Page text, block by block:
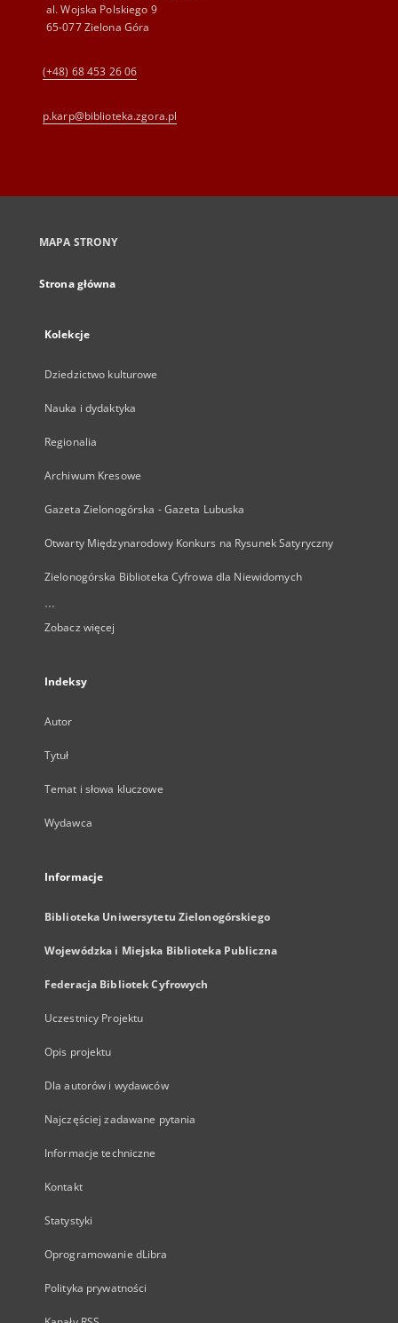
al. Wojska Polskiego 9
65-077 Zielona Góra
(+48) 68 453 26 06
p.karp@biblioteka.zgora.pl
MAPA STRONY
Strona główna
Kolekcje
Dziedzictwo kulturowe
Nauka i dydaktyka
Regionalia
Archiwum Kresowe
Gazeta Zielonogórska - Gazeta Lubuska
Otwarty Międzynarodowy Konkurs na Rysunek Satyryczny
Zielonogórska Biblioteka Cyfrowa dla Niewidomych
...
Zobacz więcej
Indeksy
Autor
Tytuł
Temat i słowa kluczowe
Wydawca
Informacje
Biblioteka Uniwersytetu Zielonogórskiego
Wojewódzka i Miejska Biblioteka Publiczna
Federacja Bibliotek Cyfrowych
Uczestnicy Projektu
Opis projektu
Dla autorów i wydawców
Najczęściej zadawane pytania
Informacje techniczne
Kontakt
Statystyki
Oprogramowanie dLibra
Polityka prywatności